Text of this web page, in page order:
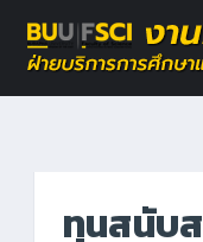
ทุนสนับ